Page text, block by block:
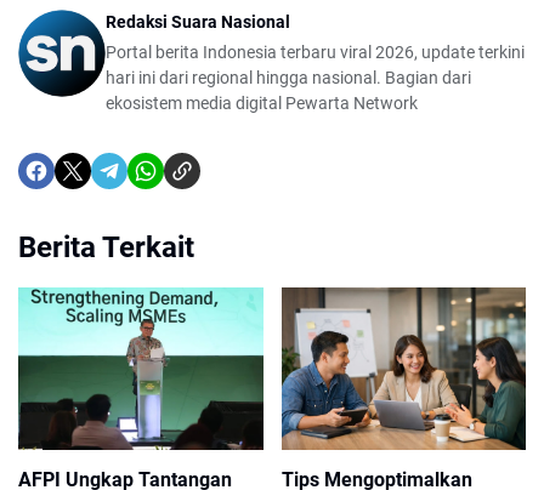
Redaksi Suara Nasional
Portal berita Indonesia terbaru viral 2026, update terkini
hari ini dari regional hingga nasional. Bagian dari
ekosistem media digital Pewarta Network
Berita Terkait
AFPI Ungkap Tantangan
Tips Mengoptimalkan